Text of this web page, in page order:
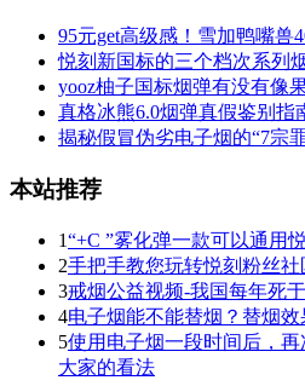
95元get高级感！雪加鸭嘴兽
悦刻新国标的三个档次系列
yooz柚子国标烟弹有没有像
真格冰熊6.0烟弹真假鉴别指
揭秘假冒伪劣电子烟的“7宗
本站推荐
1“+C ”雾化弹一款可以通用
2手把手教您玩转悦刻粉丝社
3戒烟公益视频-我国每年死
4电子烟能不能替烟？替烟效
5使用电子烟一段时间后，
大家的看法